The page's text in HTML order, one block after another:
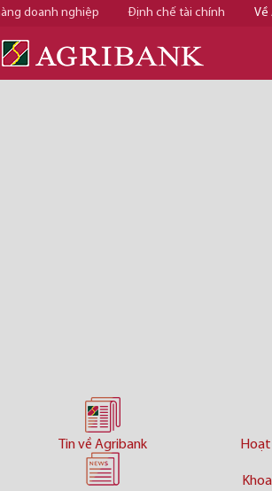
doanh nghiệp Định chế tài chính Về
Tin về Agribank